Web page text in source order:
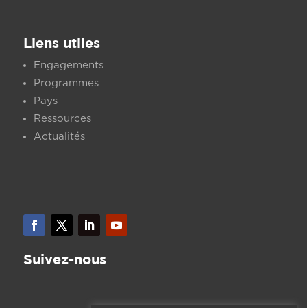
Liens utiles
Engagements
Programmes
Pays
Ressources
Actualités
Suivez-nous